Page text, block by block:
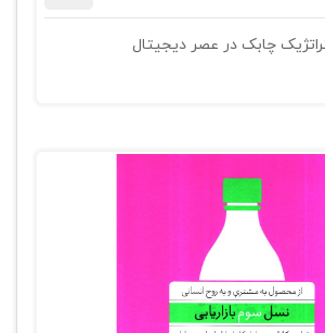
چابک در عصر دیجیتال